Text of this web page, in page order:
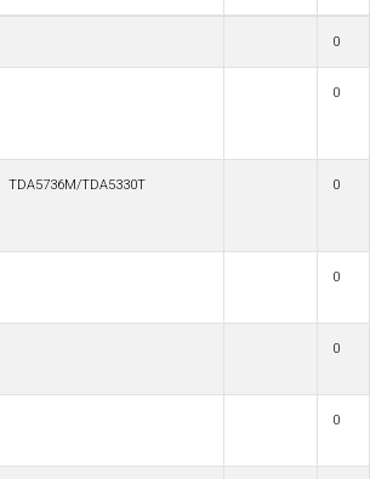
0
0
TDA5736M/TDA5330T 0
0
0
0